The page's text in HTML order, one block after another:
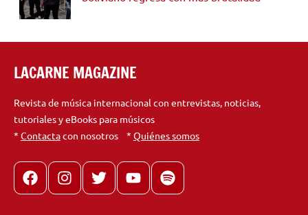
LACARNE MAGAZINE
Revista de música internacional con entrevistas, noticias,
tutoriales y eBooks para músicos
* Contactacon nosotros * Quiénes somos
FacebookInstagram
X youtubespotify